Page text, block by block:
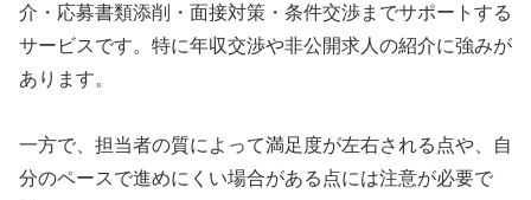
介・応募書類添削・面接対策・条件交渉までサポートする
サービスです。特に年収交渉や非公開求人の紹介に強みが
あります。
一方で、担当者の質によって満足度が左右される点や、自
分のペースで進めにくい場合がある点には注意が必要で